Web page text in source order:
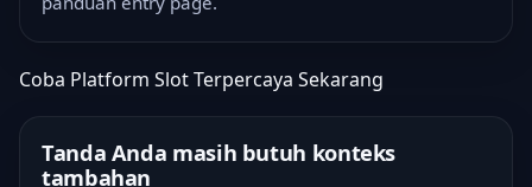
Coba Platform Slot Terpercaya Sekarang
Tanda Anda masih butuh konteks
tambahan